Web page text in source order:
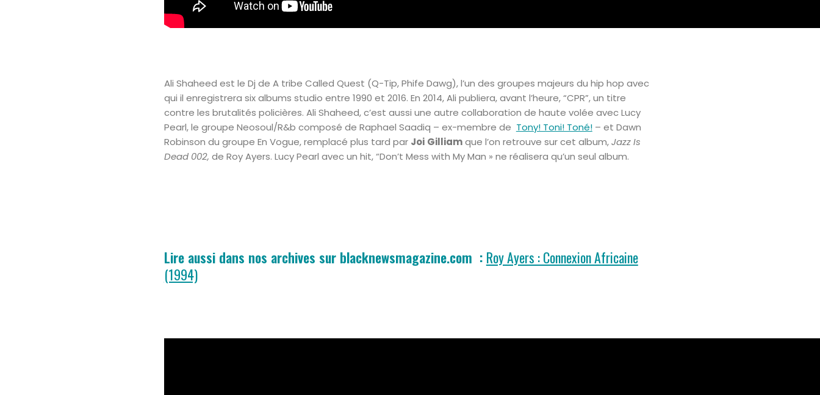
Ali Shaheed est le Dj de A tribe Called Quest (Q-Tip, Phife Dawg), l’un des groupes majeurs du hip hop avec
qui il enregistrera six albums studio entre 1990 et 2016. En 2014, Ali publiera, avant l’heure, “CPR”, un titre
contre les brutalités policières. Ali Shaheed, c’est aussi une autre collaboration de haute volée avec Lucy
Pearl, le groupe Neosoul/R&b composé de Raphael Saadiq – ex-membre de Tony! Toni! Toné!– et Dawn
Robinson du groupe En Vogue, remplacé plus tard par Joi Gilliamque l’on retrouve sur cet album,Jazz Is
Dead 002, de Roy Ayers. Lucy Pearl avec un hit, “Don’t Mess with My Man » ne réalisera qu’un seul album.
Lire aussi dans nos archives sur blacknewsmagazine.com : Roy Ayers : Connexion Africaine
(1994)